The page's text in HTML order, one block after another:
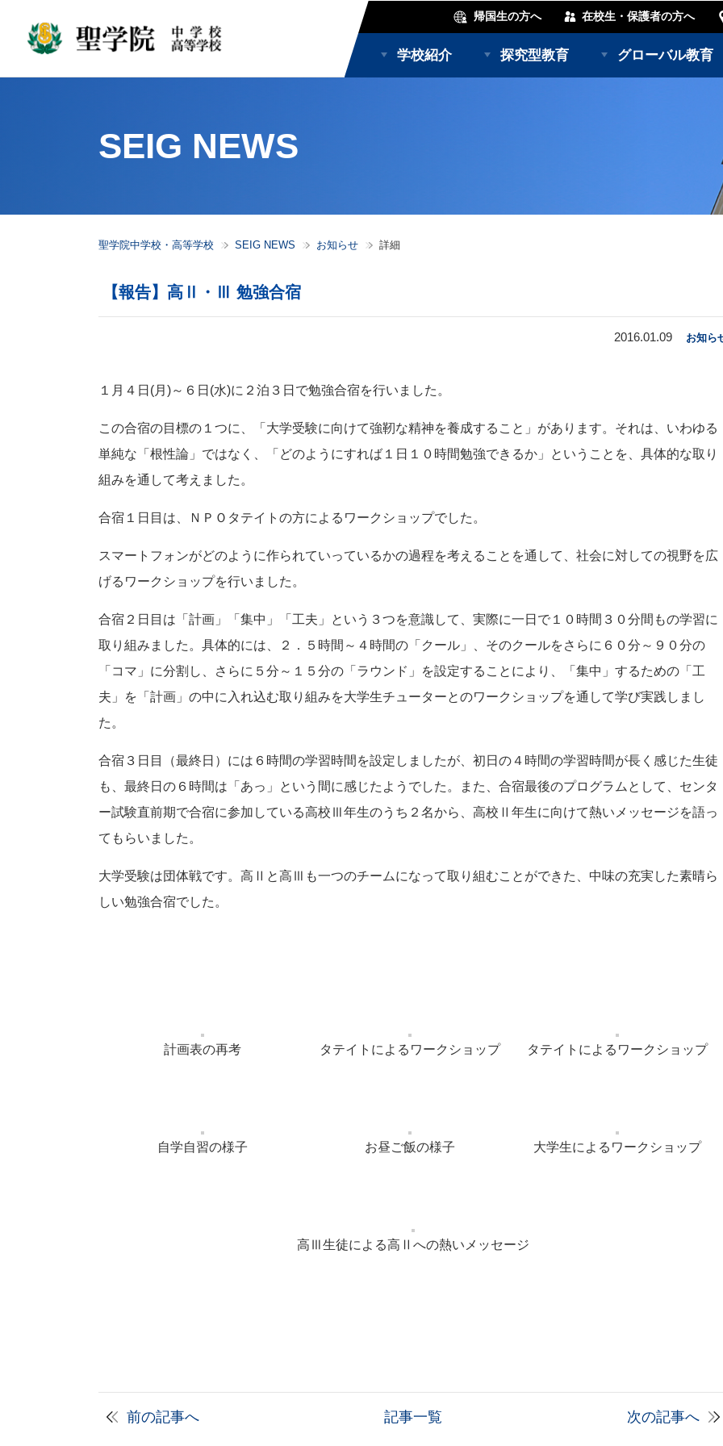
帰国生の方へ 在校生・保護者の方へ
学校紹介 探究型教育 グローバル教育
SEIG NEWS
聖学院中学校・高等学校 SEIG NEWS お知らせ 詳細
【報告】高Ⅱ・Ⅲ 勉強合宿
2016.01.09 お知ら
１月４日(月)～６日(水)に２泊３日で勉強合宿を行いました。
この合宿の目標の１つに、「大学受験に向けて強靭な精神を養成すること」があります。それは、いわゆる
単純な「根性論」ではなく、「どのようにすれば１日１０時間勉強できるか」ということを、具体的な取り
組みを通して考えました。
合宿１日目は、ＮＰＯタテイトの方によるワークショップでした。
スマートフォンがどのように作られていっているかの過程を考えることを通して、社会に対しての視野を広
げるワークショップを行いました。
合宿２日目は「計画」「集中」「工夫」という３つを意識して、実際に一日で１０時間３０分間もの学習に
取り組みました。具体的には、２．５時間～４時間の「クール」、そのクールをさらに６０分～９０分の
「コマ」に分割し、さらに５分～１５分の「ラウンド」を設定することにより、「集中」するための「工
夫」を「計画」の中に入れ込む取り組みを大学生チューターとのワークショップを通して学び実践しまし
た。
合宿３日目（最終日）には６時間の学習時間を設定しましたが、初日の４時間の学習時間が長く感じた生徒
も、最終日の６時間は「あっ」という間に感じたようでした。また、合宿最後のプログラムとして、センタ
ー試験直前期で合宿に参加している高校Ⅲ年生のうち２名から、高校Ⅱ年生に向けて熱いメッセージを語っ
てもらいました。
大学受験は団体戦です。高Ⅱと高Ⅲも一つのチームになって取り組むことができた、中味の充実した素晴ら
しい勉強合宿でした。
計画表の再考 タテイトによるワークショップ タテイトによるワークショップ
自学自習の様子 お昼ご飯の様子 大学生によるワークショップ
高Ⅲ生徒による高Ⅱへの熱いメッセージ
前の記事へ 記事一覧 次の記事へ